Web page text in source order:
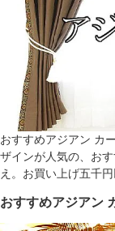
おすすめアジアン カ
ザインが人気の、お
え。お買い上げ五千
おすすめアジアン